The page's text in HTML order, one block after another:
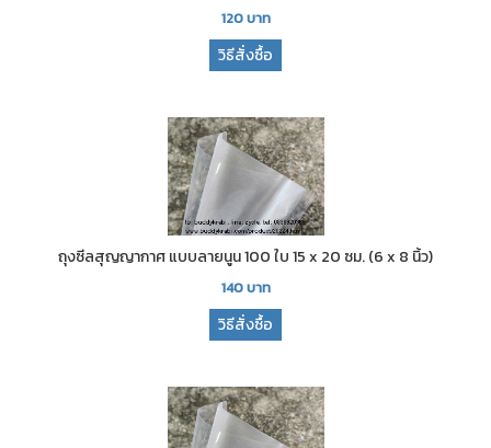
120บาท
วิธีสั่งซื้อ
ถุงซีลสุญญากาศ แบบลายนูน 100 ใบ 15 x 20 ซม. (6 x 8 นิ้ว)
140บาท
วิธีสั่งซื้อ